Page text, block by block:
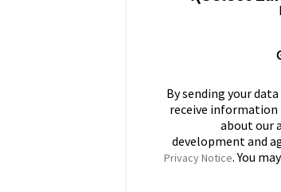
By sending your
receive information
about our
development and
Privacy Notice. You